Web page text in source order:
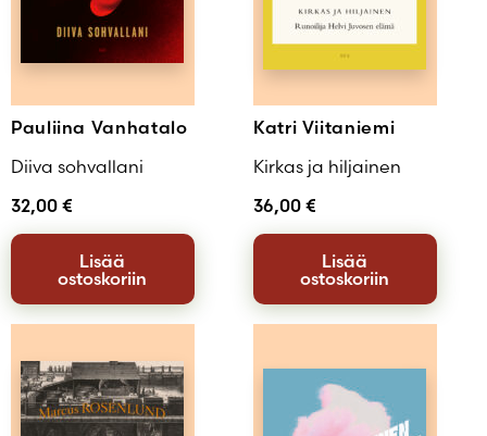
Pauliina Vanhatalo
Diiva sohvallani
32,00 €
Lisää
ostoskoriin
Katri Viitaniemi
Kirkas ja hiljainen
36,00 €
Lisää
ostoskoriin